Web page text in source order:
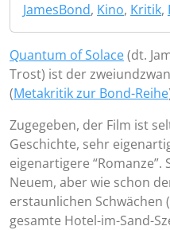
JamesBond, Kino, Kritik,
Quantum of Solace(dt.
Trost) ist der
(Metakritik zur Bond-Reihe
Zugegeben, der Film ist
Geschichte, sehr
eigenartigere
Neuem, aber wie schon
erstaunlichen Schwächen
gesamte Hotel-im-Sand-